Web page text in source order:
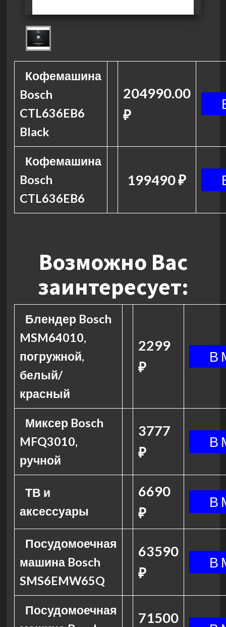
Кофемашина
Bosch
CTL636EB6
Black
204990.00
₽
Кофемашина
Bosch
CTL636EB6
199490 ₽
Возможно Вас
заинтересует:
Блендер Bosch
MSM64010,
погружной,
белый/
красный
2299
₽
Миксер Bosch
MFQ3010,
ручной
3777
₽
ТВ и
аксессуары
6690
₽
Посудомоечная
машина Bosch
SMS6EMW65Q
63590
₽
Посудомоечная
71500